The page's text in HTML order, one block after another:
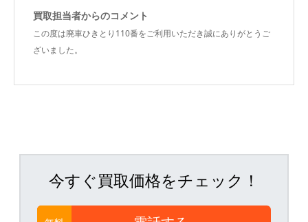
買取担当者からのコメント
この度は廃車ひきとり110番をご利用いただき誠にありがとうご
ざいました。
今すぐ買取価格をチェック！